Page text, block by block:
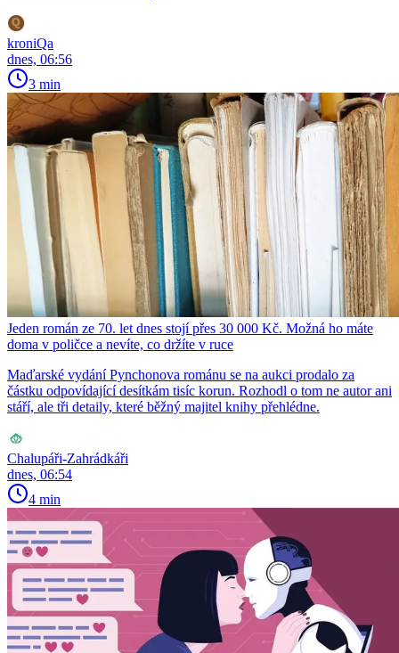
kroniQa
dnes, 06:56
3 min
Jeden román ze 70. let dnes stojí přes 30 000 Kč. Možná ho máte
doma v poličce a nevíte, co držíte v ruce
Maďarské vydání Pynchonova románu se na aukci prodalo za
částku odpovídající desítkám tisíc korun. Rozhodl o tom ne autor ani
stáří, ale tři detaily, které běžný majitel knihy přehlédne.
Chalupáři-Zahrádkáři
dnes, 06:54
4 min